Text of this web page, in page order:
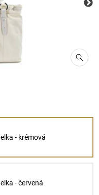
- krémová
- červená